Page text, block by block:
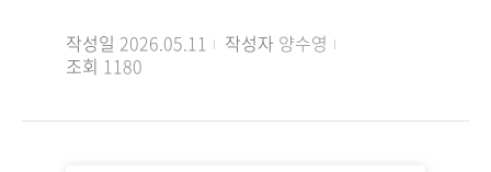
작성일 2026.05.11 작성자 양수영
조회 1180